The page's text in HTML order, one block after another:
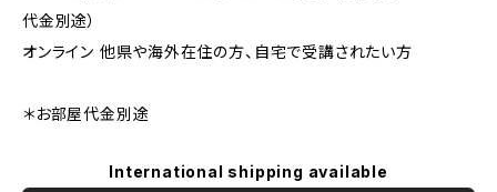
代金別途）
オンライン 他県や海外在住の方、自宅で受講されたい方
＊お部屋代金別途
International shipping available